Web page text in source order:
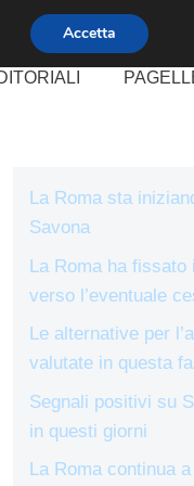
La Roma sta
Savona
La Roma ha
verso l’eventuale
Le alternative per
valutate in questa
Segnali positivi su
in questi giorni
La Roma continua
Accetta